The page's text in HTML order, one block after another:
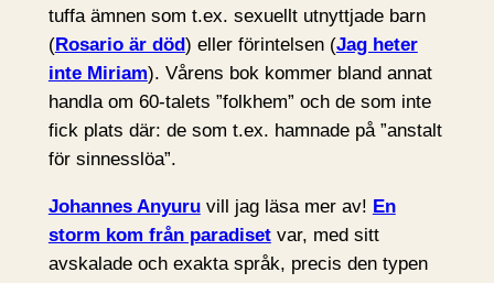
tuffa ämnen som t.ex. sexuellt utnyttjade barn
(Rosario är död) eller förintelsen (Jag heter
inte Miriam). Vårens bok kommer bland annat
handla om 60-talets ”folkhem” och de som inte
fick plats där: de som t.ex. hamnade på ”anstalt
för sinnesslöa”.
Johannes Anyuruvill jag läsa mer av! En
storm kom från paradisetvar, med sitt
avskalade och exakta språk, precis den typen